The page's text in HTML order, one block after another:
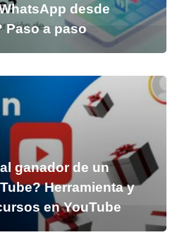
desde
Paso a paso
ganador de un
Herramienta y
en YouTube